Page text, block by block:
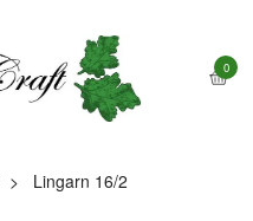
0
Lingarn 16/2